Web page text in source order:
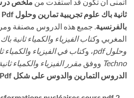
بالفرنسية . جميع هذه الدروس مصنفة
المغربي وكتاب الفيزياء والكمياء ثانية
وحلول pdf
، و
Techno ووفق مقرر الفيزياء والكمياء
الدروس التمارين والدوس على شكل Pdf